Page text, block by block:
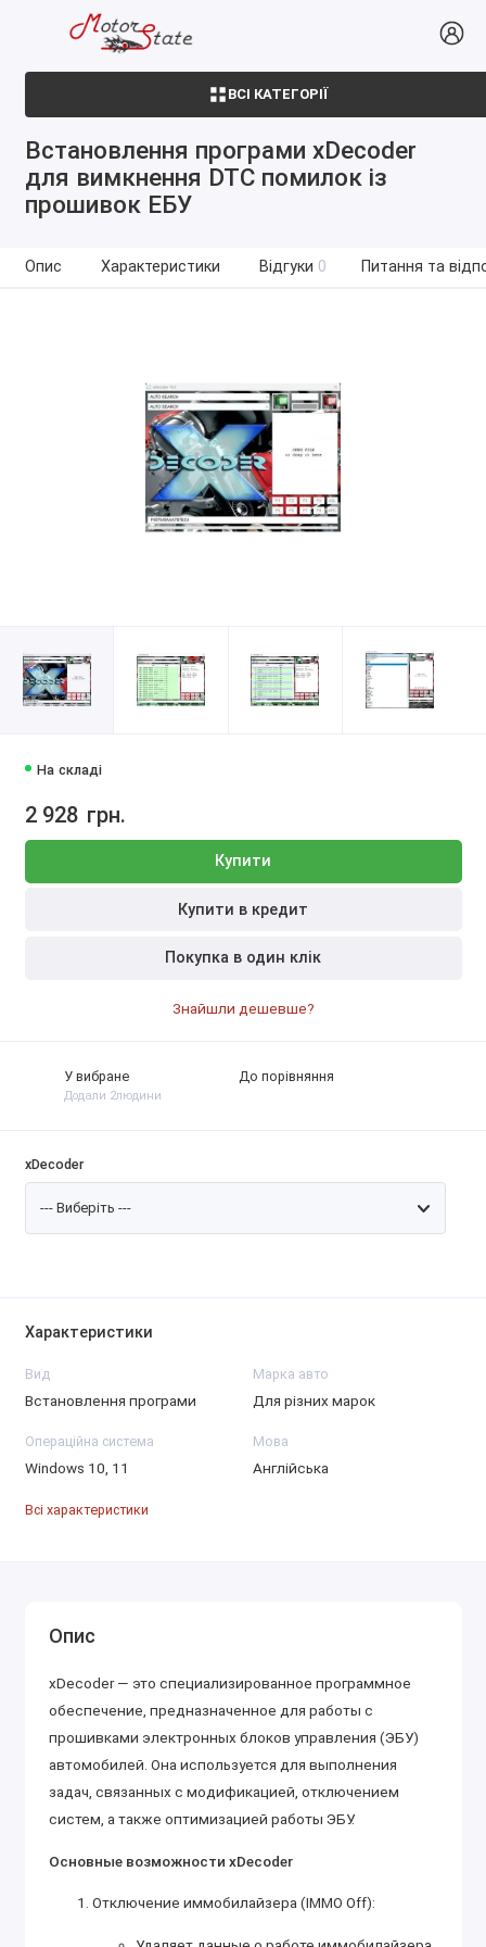
ВСІ КАТЕГОРІЇ
Встановлення програми xDecoder
для вимкнення DTC помилок із
прошивок ЕБУ
Опис Характеристики Відгуки 0 Питання та
На складі
2 928 грн.
Купити
Купити в кредит
Покупка в один клік
Знайшли дешевше?
У вибране
Додали 2людини
До порівняння
xDecoder
Характеристики
Вид
Встановлення програми
Марка авто
Для різних марок
Операційна система
Windows 10, 11
Мова
Англійська
Всі характеристики
Опис
xDecoder — это специализированное программное
обеспечение, предназначенное для работы с
прошивками электронных блоков управления (ЭБУ)
автомобилей. Она используется для выполнения
задач, связанных с модификацией, отключением
систем, а также оптимизацией работы ЭБУ.
Основные возможности xDecoder
Отключение иммобилайзера (IMMO Off):